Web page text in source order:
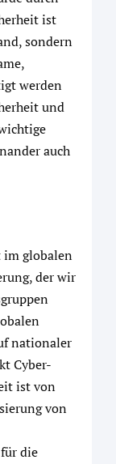
ist
sondern
werden
und
auch
im globalen
der wir
nationaler
Cyber-
ist von
von
die